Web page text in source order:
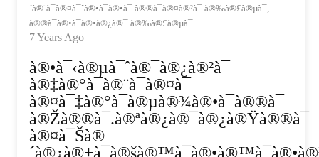
´à®¨à¯à®¤à¯ˆà®•à¯à®•à¯ à®®à¯à®¤à®²à¯ à®‰à®£à®µà¯,
à®®à¯à®•à¯à®•à®¿à®¯ à®‰à®£à®µà¯...
7 Years Ago
à®•à¯‹à®µà¯ˆà®¯à®¿à®²à¯
à®‡à®°à¯à®¨à¯à®¤à¯
à®¤à¯‡à®°à¯à®µà®¾à®•à¯à®®à¯
à®Žà®®à¯.à®ªà®¿à®¯à®¿à®Ÿà®®à¯
à®¤à¯Šà®